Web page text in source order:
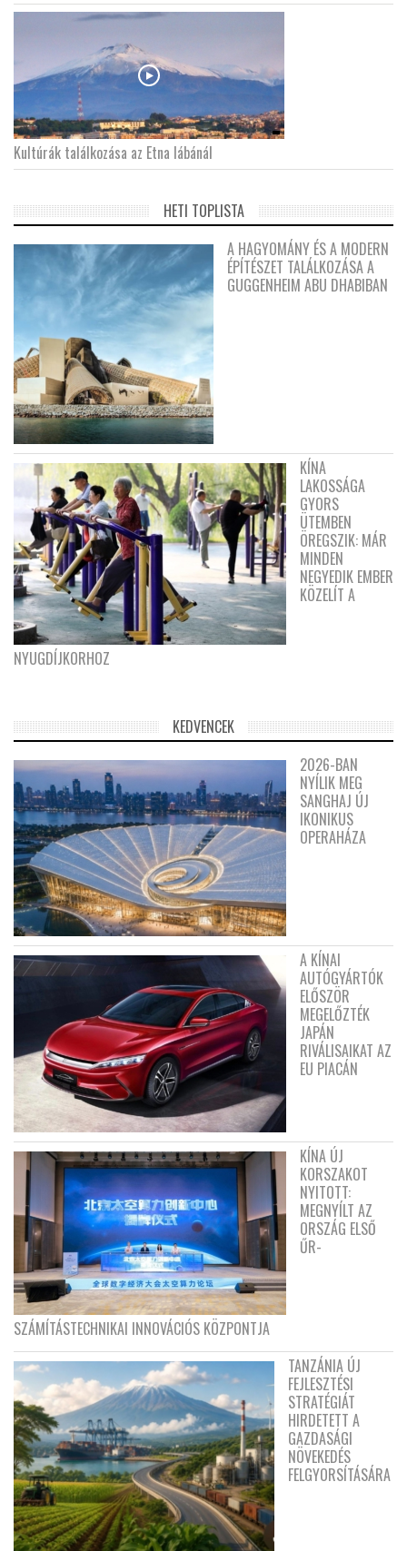
Kultúrák találkozása az Etna lábánál
HETI TOPLISTA
A HAGYOMÁNY ÉS A MODERN
ÉPÍTÉSZET TALÁLKOZÁSA A
GUGGENHEIM ABU DHABIBAN
KÍNA
LAKOSSÁGA
GYORS
ÜTEMBEN
ÖREGSZIK: MÁR
MINDEN
NEGYEDIK EMBER
KÖZELÍT A
NYUGDÍJKORHOZ
KEDVENCEK
2026-BAN
NYÍLIK MEG
SANGHAJ ÚJ
IKONIKUS
OPERAHÁZA
A KÍNAI
AUTÓGYÁRTÓK
ELŐSZÖR
MEGELŐZTÉK
JAPÁN
RIVÁLISAIKAT AZ
EU PIACÁN
KÍNA ÚJ
KORSZAKOT
NYITOTT:
MEGNYÍLT AZ
ORSZÁG ELSŐ
ŰR-
SZÁMÍTÁSTECHNIKAI INNOVÁCIÓS KÖZPONTJA
TANZÁNIA ÚJ
FEJLESZTÉSI
STRATÉGIÁT
HIRDETETT A
GAZDASÁGI
NÖVEKEDÉS
FELGYORSÍTÁSÁRA